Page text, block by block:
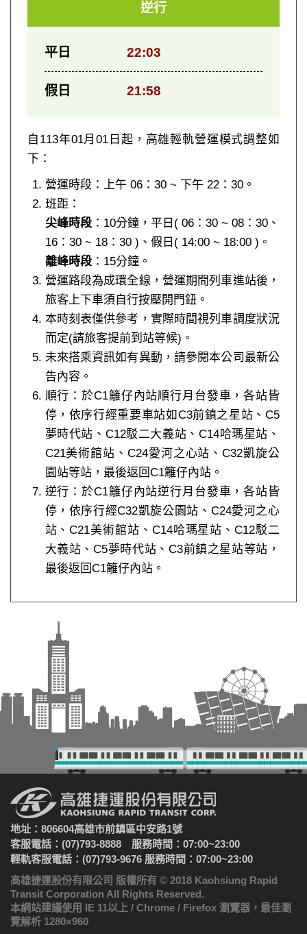
逆行
平日 22:03
假日 21:58
自113年01月01日起，高雄輕軌營運模式調整如
下：
營運時段：上午 06：30 ~ 下午 22：30。
班距：
尖峰時段：10分鐘，平日( 06：30 ~ 08：30、
16：30 ~ 18：30 )、假日( 14:00 ~ 18:00 )。
離峰時段：15分鐘。
營運路段為成環全線，營運期間列車進站後，
旅客上下車須自行按壓開門鈕。
本時刻表僅供參考，實際時間視列車調度狀況
而定(請旅客提前到站等候)。
未來搭乘資訊如有異動，請參閱本公司最新公
告內容。
順行：於C1籬仔內站順行月台發車，各站皆
停，依序行經重要車站如C3前鎮之星站、C5
夢時代站、C12駁二大義站、C14哈瑪星站、
C21美術館站、C24愛河之心站、C32凱旋公
園站等站，最後返回C1籬仔內站。
逆行：於C1籬仔內站逆行月台發車，各站皆
停，依序行經C32凱旋公園站、C24愛河之心
站、C21美術館站、C14哈瑪星站、C12駁二
大義站、C5夢時代站、C3前鎮之星站等站，
最後返回C1籬仔內站。
地址：806604高雄市前鎮區中安路1號
客服電話：(07)793-8888 服務時間：07:00~23:00
輕軌客服電話：(07)793-9676 服務時間：07:00~23:00
高雄捷運股份有限公司 版權所有 © 2018 Kaohsiung Rapid
Transit Corporation All Rights Reserved.
本網站建議使用 IE 11以上 / Chrome / Firefox 瀏覽器，最佳瀏
覽解析 1280×960